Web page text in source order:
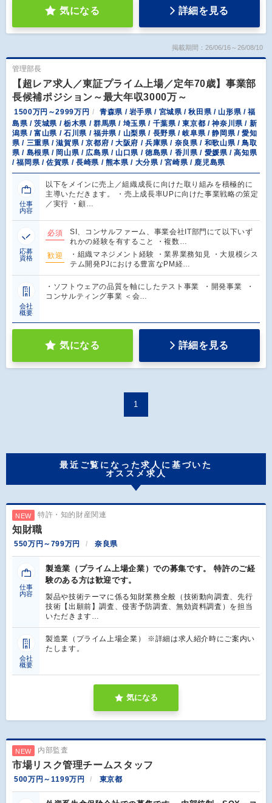
気になる 詳細を見る
掲載期間：26/06/16～26/08/10
管理部長
【超レア求人／東証プライム上場／定年70歳】事業部
長候補ポジション～最大年収3000万～
1500万円～2999万円
青森県 / 岩手県 / 宮城県 / 秋田県 / 山形県 / 福
島県 / 茨城県 / 栃木県 / 群馬県 / 埼玉県 / 千葉県 / 東京都 / 神奈川県 / 新
潟県 / 富山県 / 石川県 / 福井県 / 山梨県 / 長野県 / 岐阜県 / 静岡県 / 愛知
県 / 三重県 / 滋賀県 / 京都府 / 大阪府 / 兵庫県 / 奈良県 / 和歌山県 / 鳥取
県 / 島根県 / 岡山県 / 広島県 / 山口県 / 徳島県 / 香川県 / 愛媛県 / 高知県
/ 福岡県 / 佐賀県 / 長崎県 / 熊本県 / 大分県 / 宮崎県 / 鹿児島県
仕事
内容
以下をメインに売上／組織成長に向けた取り組みを積極的に
主導いただきます。 ・売上成長率UPに向けた事業戦略の策定
／実行 ・顧…
応募
資格
必須
SI、コンサルファーム、事業会社IT部門にて以下いず
れかの経験を有すること ・複数…
歓迎
・組織マネジメント経験 ・業界業務知見 ・大規模シス
テム開発PJにおける豊富なPM経…
会社
概要
・ソフトウェアの品質を軸にしたテスト事業 ・開発事業 ・
コンサルティング事業 ＜会…
気になる 詳細を見る
1
最近ご覧になった求人に基づいた
オススメ求人
NEW 特許・知的財産関連
知財職
550万円～799万円 奈良県
仕事
内容
製造業（プライム上場企業）での募集です。 特許のご経
験のある方は歓迎です。
製品や技術テーマに係る知財業務全般（技術動向調査、先行
技術【出願前】調査、侵害予防調査、無効資料調査）を担当
いただきます…
会社
概要
製造業（プライム上場企業） ※詳細は求人紹介時にご案内い
たします。
気になる
NEW 内部監査
市場リスク管理チームスタッフ
500万円～1199万円 東京都